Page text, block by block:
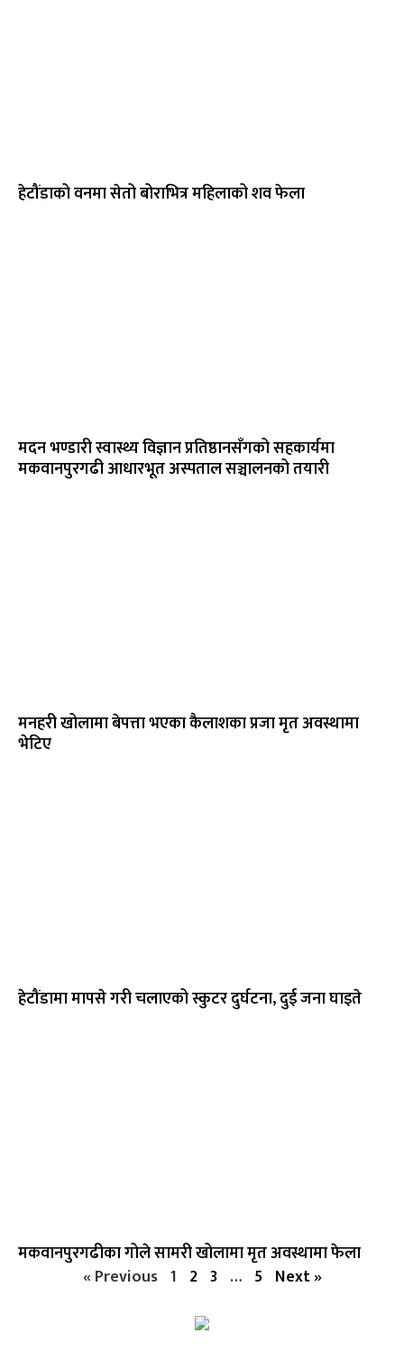
हेटौंडाको वनमा सेतो बोराभित्र महिलाको शव फेला
मदन भण्डारी स्वास्थ्य विज्ञान प्रतिष्ठानसँगको सहकार्यमा
मकवानपुरगढी आधारभूत अस्पताल सञ्चालनको तयारी
मनहरी खोलामा बेपत्ता भएका कैलाशका प्रजा मृत अवस्थामा
भेटिए
हेटौंडामा मापसे गरी चलाएको स्कुटर दुर्घटना, दुई जना घाइते
मकवानपुरगढीका गोले सामरी खोलामा मृत अवस्थामा फेला
« Previous 1 2 3 … 5 Next »